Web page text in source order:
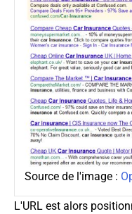
Source de l'image :
L'URL est alors